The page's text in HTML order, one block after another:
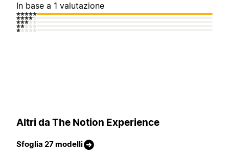
In base a 1 valutazione
Altri da The Notion Experience
Sfoglia 27 modelli